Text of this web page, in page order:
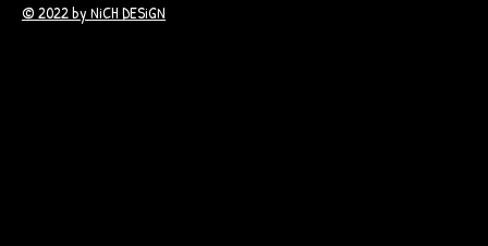
© 2022 by NiCH DESiGN